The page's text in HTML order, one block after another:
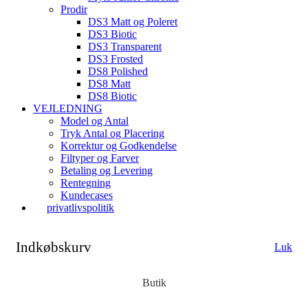
Prodir
DS3 Matt og Poleret
DS3 Biotic
DS3 Transparent
DS3 Frosted
DS8 Polished
DS8 Matt
DS8 Biotic
VEJLEDNING
Model og Antal
Tryk Antal og Placering
Korrektur og Godkendelse
Filtyper og Farver
Betaling og Levering
Rentegning
Kundecases
privatlivspolitik
Indkøbskurv Luk
Butik